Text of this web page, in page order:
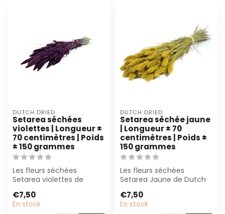
DUTCH DRIED
Setarea séchées
violettes | Longueur ±
70 centimètres | Poids
± 150 grammes
Les fleurs séchées
Setarea violettes de
parfaites pour les fleu...
€7,50
En stock
DUTCH DRIED
Setarea séchée jaune
| Longueur ± 70
centimètres | Poids ±
150 grammes
Les fleurs séchées
Setarea Jaune de Dutch
long et sont p...
€7,50
En stock